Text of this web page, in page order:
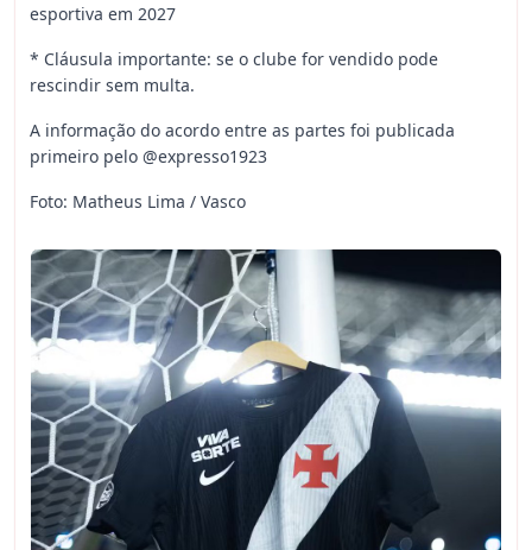
esportiva em 2027
* Cláusula importante: se o clube for vendido pode
rescindir sem multa.
A informação do acordo entre as partes foi publicada
primeiro pelo @expresso1923
Foto: Matheus Lima / Vasco